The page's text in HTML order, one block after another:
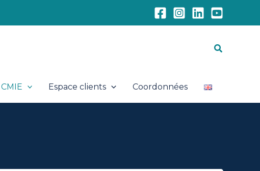
Espace clients Coordonnées